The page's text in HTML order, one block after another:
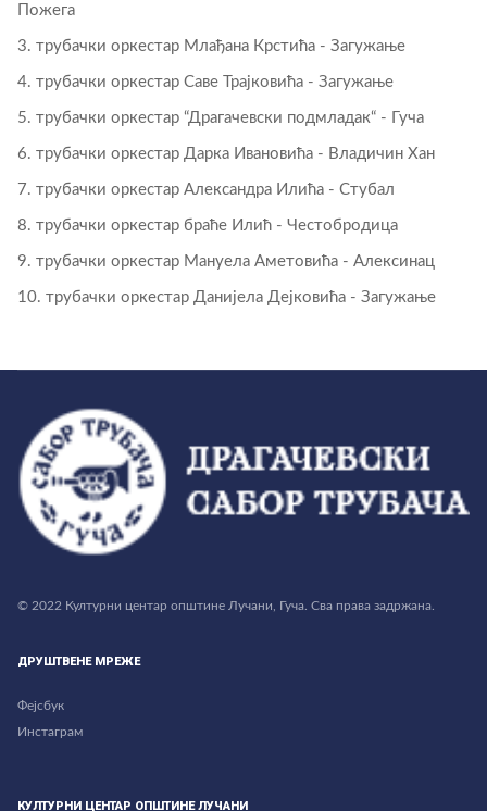
Пожега
3. трубачки оркестар Млађана Крстића - Загужање
4. трубачки оркестар Саве Трајковића - Загужање
5. трубачки оркестар “Драгачевски подмладак“ - Гуча
6. трубачки оркестар Дарка Ивановића - Владичин Хан
7. трубачки оркестар Александра Илића - Стубал
8. трубачки оркестар браће Илић - Честобродица
9. трубачки оркестар Мануела Аметовића - Алексинац
10. трубачки оркестар Данијела Дејковића - Загужање
© 2022 Културни центар општине Лучани, Гуча. Сва права задржана.
ДРУШТВЕНЕ МРЕЖЕ
Фејсбук
Инстаграм
КУЛТУРНИ ЦЕНТАР ОПШТИНЕ ЛУЧАНИ